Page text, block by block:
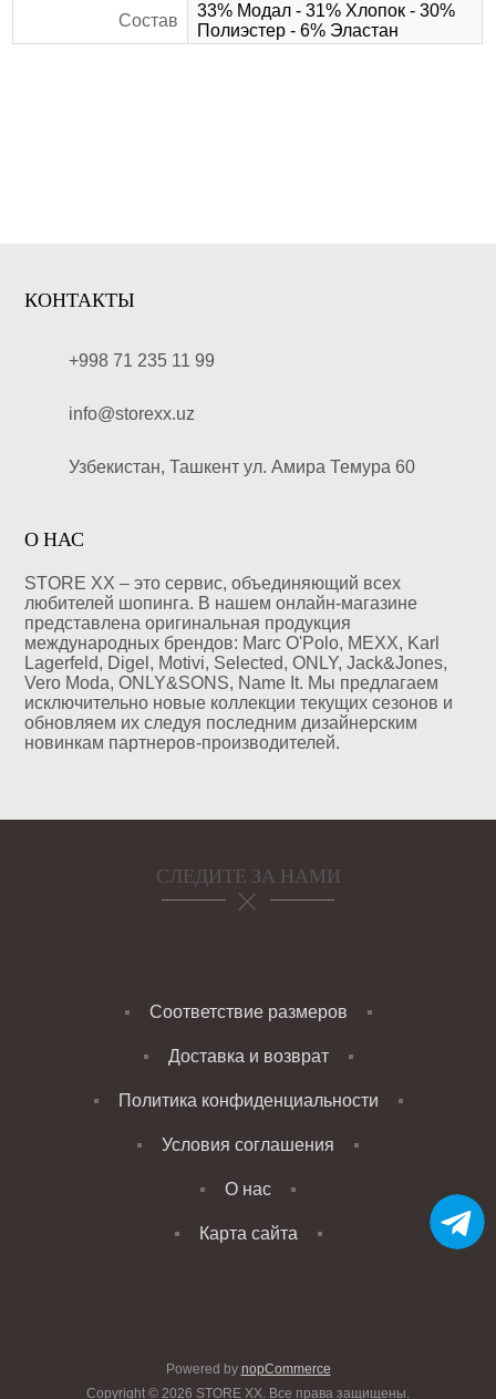
Состав
33% Модал - 31% Хлопок - 30%
Полиэстер - 6% Эластан
КОНТАКТЫ
+998 71 235 11 99
info@storexx.uz
Узбекистан, Ташкент ул. Амира Темура 60
О НАС
STORE XX – это сервис, объединяющий всех
любителей шопинга. В нашем онлайн-магазине
представлена оригинальная продукция
международных брендов: Marc O'Polo, MEXX, Karl
Lagerfeld, Digel, Motivi, Selected, ONLY, Jack&Jones,
Vero Moda, ONLY&SONS, Name It. Мы предлагаем
исключительно новые коллекции текущих сезонов и
обновляем их следуя последним дизайнерским
новинкам партнеров-производителей.
СЛЕДИТЕ ЗА НАМИ
Соответствие размеров
Доставка и возврат
Политика конфиденциальности
Условия соглашения
О нас
Карта сайта
Powered by nopCommerce
Copyright © 2026 STORE XX. Все права защищены.